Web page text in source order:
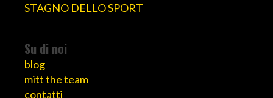
STAGNO DELLO SPORT
Su di noi
blog
mitt the team
contatti